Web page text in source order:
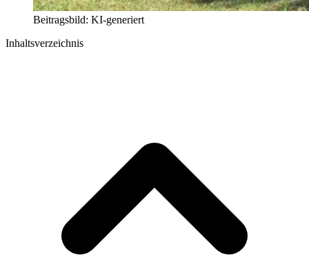
Beitragsbild: KI-generiert
Inhaltsverzeichnis